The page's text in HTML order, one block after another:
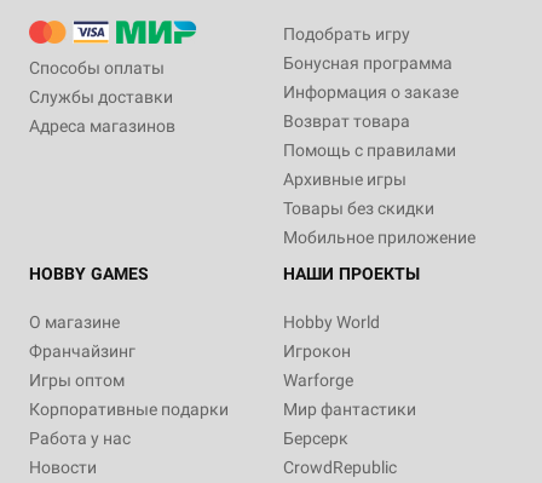
Способы оплаты
Службы доставки
Адреса магазинов
Подобрать игру
Бонусная программа
Информация о заказе
Возврат товара
Помощь с правилами
Архивные игры
Товары без скидки
Мобильное приложение
HOBBY GAMES
О магазине
Франчайзинг
Игры оптом
Корпоративные подарки
Работа у нас
Новости
НАШИ ПРОЕКТЫ
Hobby World
Игрокон
Warforge
Мир фантастики
Берсерк
CrowdRepublic